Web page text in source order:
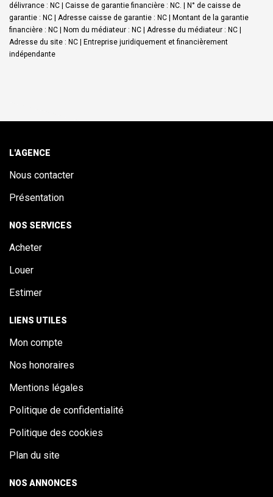
délivrance : NC | Caisse de garantie financière : NC. | N° de caisse de
garantie : NC | Adresse caisse de garantie : NC | Montant de la garantie
financière : NC | Nom du médiateur : NC | Adresse du médiateur : NC |
Adresse du site : NC | Entreprise juridiquement et financièrement
indépendante
L'AGENCE
Nous contacter
Présentation
NOS SERVICES
Acheter
Louer
Estimer
LIENS UTILES
Mon compte
Nos honoraires
Mentions légales
Politique de confidentialité
Politique des cookies
Plan du site
NOS ANNONCES